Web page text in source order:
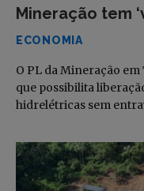
Mineração tem
ECONOMIA
O PL da Mineração
que possibilita
hidrelétricas sem